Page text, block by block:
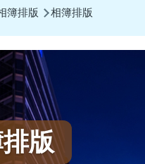
簿排版 相簿排版
版